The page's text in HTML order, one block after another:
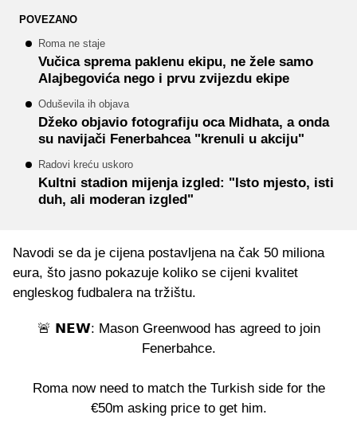
POVEZANO
Roma ne staje
Vučica sprema paklenu ekipu, ne žele samo
Alajbegovića nego i prvu zvijezdu ekipe
Oduševila ih objava
Džeko objavio fotografiju oca Midhata, a onda
su navijači Fenerbahcea "krenuli u akciju"
Radovi kreću uskoro
Kultni stadion mijenja izgled: "Isto mjesto, isti
duh, ali moderan izgled"
Navodi se da je cijena postavljena na čak 50 miliona
eura, što jasno pokazuje koliko se cijeni kvalitet
engleskog fudbalera na tržištu.
🚨 𝗡𝗘𝗪: Mason Greenwood has agreed to join
Fenerbahce.
Roma now need to match the Turkish side for the
€50m asking price to get him.